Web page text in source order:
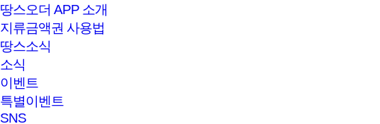
땅스오더 APP 소개
지류금액권 사용법
땅스소식
소식
이벤트
특별이벤트
SNS